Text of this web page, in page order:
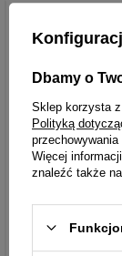
Materiał
Kolor okuć
Długość
(cm)
Dbamy o
Sklep korzysta
Polityką
przechowywania
Więcej
znaleźć także